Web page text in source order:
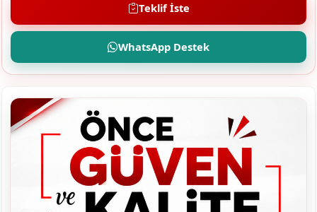
Teklif İste
WhatsApp Destek